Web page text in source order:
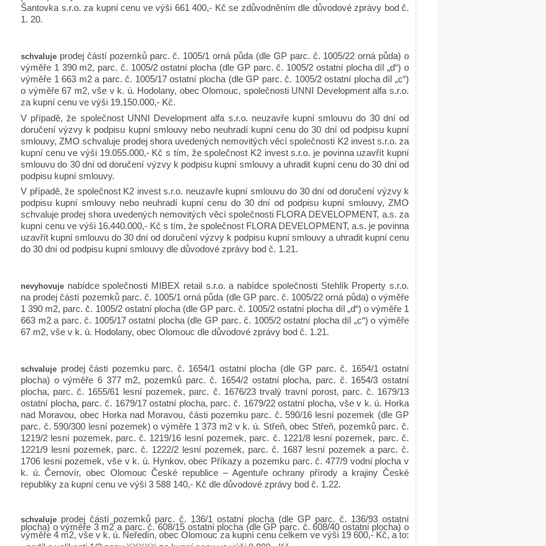
Šantovka s.r.o. za kupní cenu ve výši 661 400,- Kč se zdůvodněním dle důvodové zprávy bod č.
1. 20.
schvaluje prodej částí pozemků parc. č. 1005/1 orná půda (dle GP parc. č. 1005/22 orná půda) o
výměře 1 390 m2, parc. č. 1005/2 ostatní plocha (dle GP parc. č. 1005/2 ostatní plocha díl „d“) o
výměře 1 663 m2 a parc. č. 1005/17 ostatní plocha (dle GP parc. č. 1005/2 ostatní plocha díl „c“)
o výměře 67 m2, vše v k. ú. Hodolany, obec Olomouc, společnosti UNNI Development alfa s.r.o.
za kupní cenu ve výši 19.150.000,- Kč.
V případě, že společnost UNNI Development alfa s.r.o. neuzavře kupní smlouvu do 30 dní od
doručení výzvy k podpisu kupní smlouvy nebo neuhradí kupní cenu do 30 dní od podpisu kupní
smlouvy, ZMO schvaluje prodej shora uvedených nemovitých věcí společnosti K2 invest s.r.o. za
kupní cenu ve výši 19.055.000,- Kč s tím, že společnost K2 invest s.r.o. je povinna uzavřít kupní
smlouvu do 30 dní od doručení výzvy k podpisu kupní smlouvy a uhradit kupní cenu do 30 dní od
podpisu kupní smlouvy.
V případě, že společnost K2 invest s.r.o. neuzavře kupní smlouvu do 30 dní od doručení výzvy k
podpisu kupní smlouvy nebo neuhradí kupní cenu do 30 dní od podpisu kupní smlouvy, ZMO
schvaluje prodej shora uvedených nemovitých věcí společnosti FLORA DEVELOPMENT, a.s. za
kupní cenu ve výši 16.440.000,- Kč s tím, že společnost FLORA DEVELOPMENT, a.s. je povinna
uzavřít kupní smlouvu do 30 dní od doručení výzvy k podpisu kupní smlouvy a uhradit kupní cenu
do 30 dní od podpisu kupní smlouvy dle důvodové zprávy bod č. 1.21.
nevyhovuje nabídce společnosti MIBEX retail s.r.o. a nabídce společnosti Stehlík Property s.r.o.
na prodej částí pozemků parc. č. 1005/1 orná půda (dle GP parc. č. 1005/22 orná půda) o výměře
1 390 m2, parc. č. 1005/2 ostatní plocha (dle GP parc. č. 1005/2 ostatní plocha díl „d“) o výměře 1
663 m2 a parc. č. 1005/17 ostatní plocha (dle GP parc. č. 1005/2 ostatní plocha díl „c“) o výměře
67 m2, vše v k. ú. Hodolany, obec Olomouc dle důvodové zprávy bod č. 1.21.
schvaluje prodej části pozemku parc. č. 1654/1 ostatní plocha (dle GP parc. č. 1654/1 ostatní
plocha) o výměře 6 377 m2, pozemků parc. č. 1654/2 ostatní plocha, parc. č. 1654/3 ostatní
plocha, parc. č. 1655/61 lesní pozemek, parc. č. 1676/23 trvalý travní porost, parc. č. 1679/13
ostatní plocha, parc. č. 1679/17 ostatní plocha, parc. č. 1679/22 ostatní plocha, vše v k. ú. Horka
nad Moravou, obec Horka nad Moravou, části pozemku parc. č. 590/16 lesní pozemek (dle GP
parc. č. 590/300 lesní pozemek) o výměře 1 373 m2 v k. ú. Střeň, obec Střeň, pozemků parc. č.
1219/2 lesní pozemek, parc. č. 1219/16 lesní pozemek, parc. č. 1221/8 lesní pozemek, parc. č.
1221/9 lesní pozemek, parc. č. 1222/2 lesní pozemek, parc. č. 1687 lesní pozemek a parc. č.
1706 lesní pozemek, vše v k. ú. Hynkov, obec Příkazy a pozemku parc. č. 477/9 vodní plocha v
k. ú. Černovír, obec Olomouc České republice – Agentuře ochrany přírody a krajiny České
republiky za kupní cenu ve výši 3 588 140,- Kč dle důvodové zprávy bod č. 1.22.
schvaluje prodej částí pozemků parc. č. 136/1 ostatní plocha (dle GP parc. č. 136/93 ostatní
plocha) o výměře 3 m2 a parc. č. 608/15 ostatní plocha (dle GP parc. č. 608/40 ostatní plocha) o
výměře 4 m2, vše v k. ú. Neředín, obec Olomouc za kupní cenu celkem ve výši 19 600,- Kč, a to: